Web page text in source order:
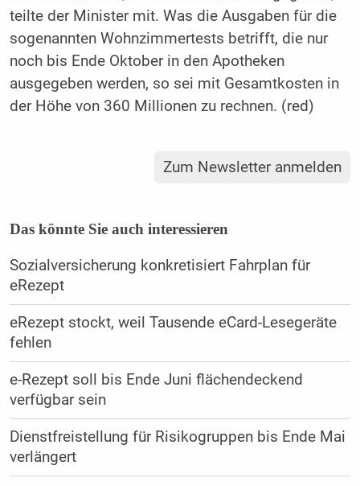
teilte der Minister mit. Was die Ausgaben für die
sogenannten Wohnzimmertests betrifft, die nur
noch bis Ende Oktober in den Apotheken
ausgegeben werden, so sei mit Gesamtkosten in
der Höhe von 360 Millionen zu rechnen. (red)
Zum Newsletter anmelden
Das könnte Sie auch interessieren
Sozialversicherung konkretisiert Fahrplan für
eRezept
eRezept stockt, weil Tausende eCard-Lesegeräte
fehlen
e-Rezept soll bis Ende Juni flächendeckend
verfügbar sein
Dienstfreistellung für Risikogruppen bis Ende Mai
verlängert